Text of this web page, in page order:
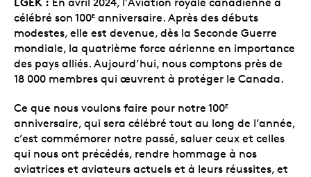
célébré son 100E anniversaire. Après des débuts
modestes, elle est devenue, dès la Seconde Guerre
mondiale, la quatrième force aérienne en importance
des pays alliés. Aujourd’hui, nous comptons près de
18 000 membres qui œuvrent à protéger le Canada.
Ce que nous voulons faire pour notre 100E
anniversaire, qui sera célébré tout au long de l’année,
c’est commémorer notre passé, saluer ceux et celles
qui nous ont précédés, rendre hommage à nos
aviatrices et aviateurs actuels et à leurs réussites, et